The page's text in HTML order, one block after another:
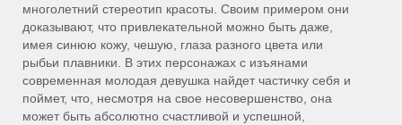
многолетний стереотип красоты. Своим примером они
доказывают, что привлекательной можно быть даже,
имея синюю кожу, чешую, глаза разного цвета или
рыбьи плавники. В этих персонажах с изъянами
современная молодая девушка найдет частичку себя и
поймет, что, несмотря на свое несовершенство, она
может быть абсолютно счастливой и успешной,